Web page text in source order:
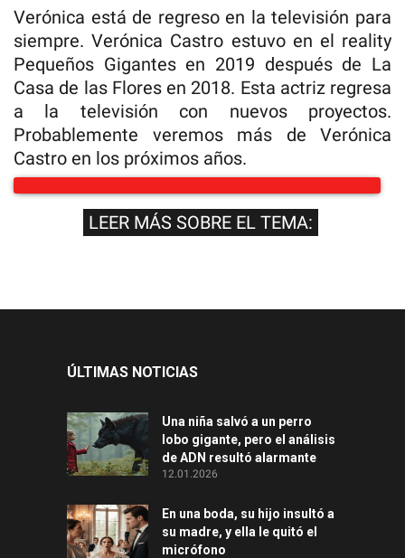
Verónica está de regreso en la televisión para
siempre. Verónica Castro estuvo en el reality
Pequeños Gigantes en 2019 después de La
Casa de las Flores en 2018. Esta actriz regresa
a la televisión con nuevos proyectos.
Probablemente veremos más de Verónica
Castro en los próximos años.
LEER MÁS SOBRE EL TEMA:
ÚLTIMAS NOTICIAS
Una niña salvó a un perro
lobo gigante, pero el análisis
de ADN resultó alarmante
12.01.2026
En una boda, su hijo insultó a
su madre, y ella le quitó el
micrófono